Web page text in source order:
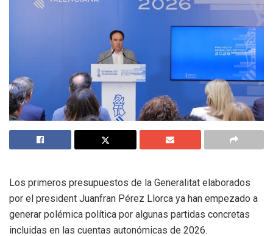
Los primeros presupuestos de la Generalitat elaborados
por el president Juanfran Pérez Llorca ya han empezado a
generar polémica política por algunas partidas concretas
incluidas en las cuentas autonómicas de 2026.